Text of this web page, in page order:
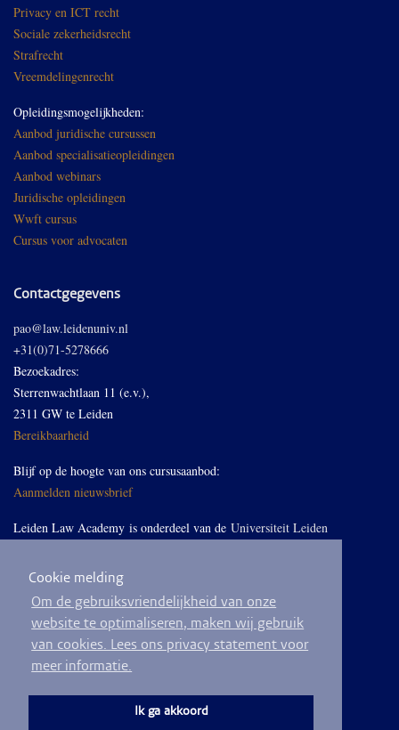
Cookie melding
Om de gebruiksvriendelijkheid van onze
website te optimaliseren, maken wij gebruik
van cookies. Lees ons privacy statement voor
meer informatie.
Ik ga akkoord
Privacy en ICT recht
Sociale zekerheidsrecht
Strafrecht
Vreemdelingenrecht
Opleidingsmogelijkheden:
Aanbod juridische cursussen
Aanbod specialisatieopleidingen
Aanbod webinars
Juridische opleidingen
Wwft cursus
Cursus voor advocaten
Contactgegevens
pao@law.leidenuniv.nl
+31(0)71-5278666
Bezoekadres:
Sterrenwachtlaan 11 (e.v.),
2311 GW te Leiden
Bereikbaarheid
Blijf op de hoogte van ons cursusaanbod:
Aanmelden nieuwsbrief
Leiden Law Academy is onderdeel van de Universiteit Leiden
Volg ons op LinkedIn
© 2026
Privacyverklaring
Algemene voorwaarden
Sitemap